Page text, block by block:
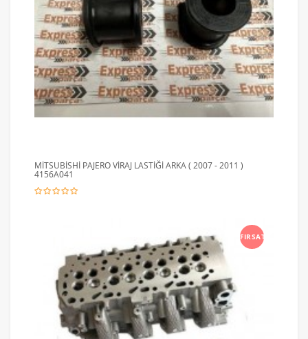
MİTSUBİSHİ PAJERO VİRAJ LASTİĞİ ARKA ( 2007 - 2011 )
4156A041
FIRSAT